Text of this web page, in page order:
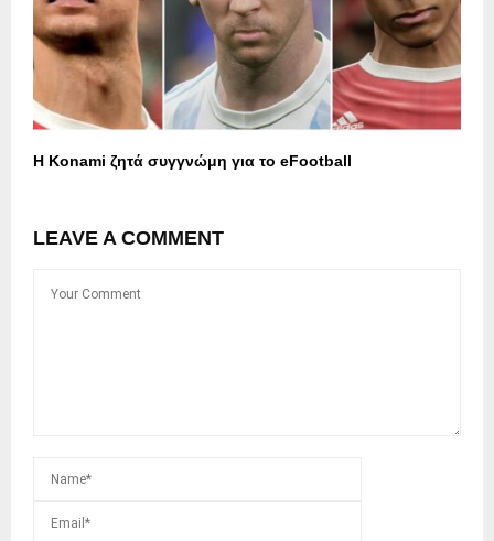
Η Konami ζητά συγγνώμη για το eFootball
LEAVE A COMMENT